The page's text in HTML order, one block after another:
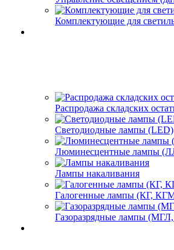
Комплектующие для
Распродажа складских
Светодиодные лампы (LED)
Люминесцентные лампы
Лампы накаливания
Галогенные лампы (КГ,
Газоразрядные лампы